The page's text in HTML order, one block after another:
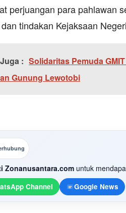
perjuangan para pahlawan
tindakan Kejaksaan
: Solidaritas Pemuda
Gunung Lewotobi
Zonanusantara.com untuk
Channel Google News